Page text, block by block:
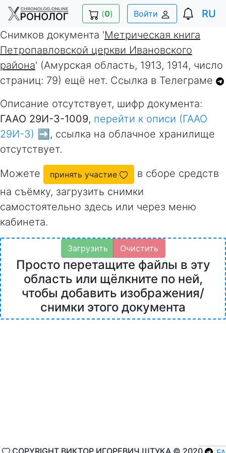
(0) Войти
RU
Снимков документа 'Метрическая книга
Петропавловской церкви Ивановского
района' (Амурская область, 1913, 1914, число
страниц: 79) ещё нет. Ссылка в Телеграме
Описание отсутствует, шифр документа:
ГААО 29И-3-1009, перейти к описи (ГААО
29И-3) ➡️ , ссылка на облачное хранилище
отсутствует.
Можете принять участие
в сборе средств
на съёмку, загрузить снимки
самостоятельно здесь или через меню
кабинета.
Загрузить Очистить
Просто перетащите файлы в эту
область или щёлкните по ней,
чтобы добавить изображения/
снимки этого документа
COPYRIGHT ВИКТОР ИГОРЕВИЧ ШТУКА © 2020